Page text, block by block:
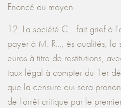
Enoncé du moyen
12. La société C... fait grief à
payer à M. R..., ès qualités,
euros à titre de restitutions,
taux légal à compter du 1er
que la censure qui sera
de l'arrêt critiqué par le